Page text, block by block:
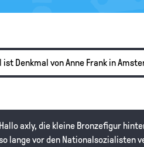
Denkmal von Anne Frank in
Hallo axly, die kleine Bronzefigur
lange vor den Nationalsozialisten